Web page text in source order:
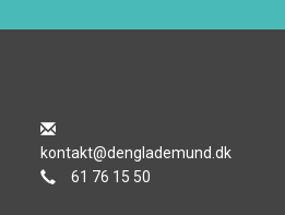
kontakt@denglademund.dk
61 76 15 50